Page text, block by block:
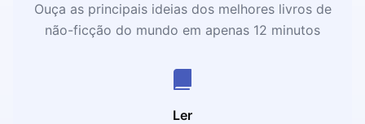
Ouça as principais ideias dos melhores livros de
não-ficção do mundo em apenas 12 minutos
Ler